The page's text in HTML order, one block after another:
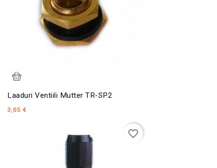
Laaduri Ventiili Mutter TR-SP2
3,05 €
favorite_border